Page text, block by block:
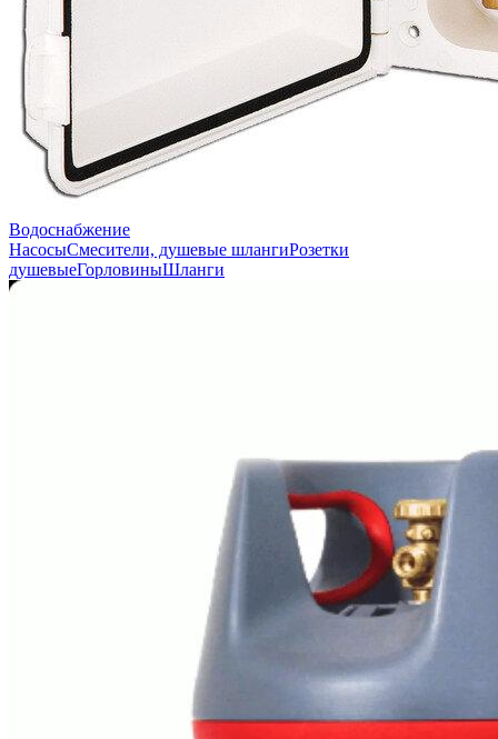
Водоснабжение
НасосыСмесители, душевые шлангиРозетки
душевыеГорловиныШланги